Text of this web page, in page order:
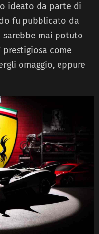
ideato da parte di
fu pubblicato da
sarebbe mai potuto
prestigiosa come
omaggio, eppure